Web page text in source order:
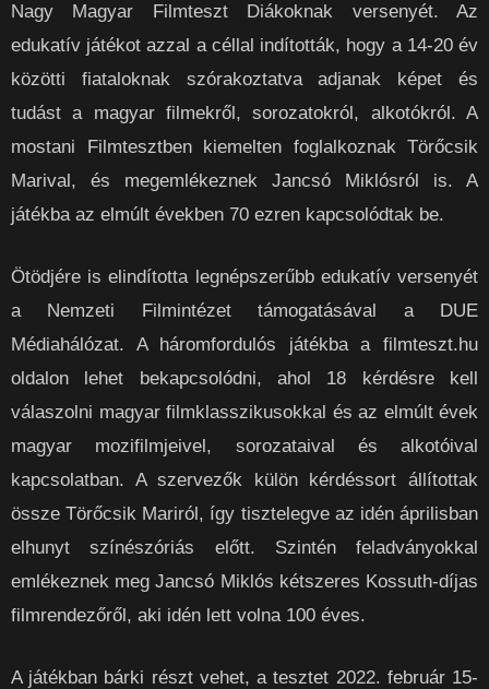
Nagy Magyar Filmteszt Diákoknak versenyét. Az
edukatív játékot azzal a céllal indították, hogy a 14-20 év
közötti fiataloknak szórakoztatva adjanak képet és
tudást a magyar filmekről, sorozatokról, alkotókról. A
mostani Filmtesztben kiemelten foglalkoznak Törőcsik
Marival, és megemlékeznek Jancsó Miklósról is. A
játékba az elmúlt években 70 ezren kapcsolódtak be.
Ötödjére is elindította legnépszerűbb edukatív versenyét
a Nemzeti Filmintézet támogatásával a DUE
Médiahálózat. A háromfordulós játékba a filmteszt.hu
oldalon lehet bekapcsolódni, ahol 18 kérdésre kell
válaszolni magyar filmklasszikusokkal és az elmúlt évek
magyar mozifilmjeivel, sorozataival és alkotóival
kapcsolatban. A szervezők külön kérdéssort állítottak
össze Törőcsik Mariról, így tisztelegve az idén áprilisban
elhunyt színészóriás előtt. Szintén feladványokkal
emlékeznek meg Jancsó Miklós kétszeres Kossuth-díjas
filmrendezőről, aki idén lett volna 100 éves.
A játékban bárki részt vehet, a tesztet 2022. február 15-